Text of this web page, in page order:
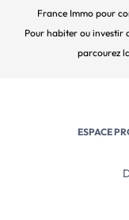
France Immo pour
Pour habiter ou investir
parcourez
ESPACE